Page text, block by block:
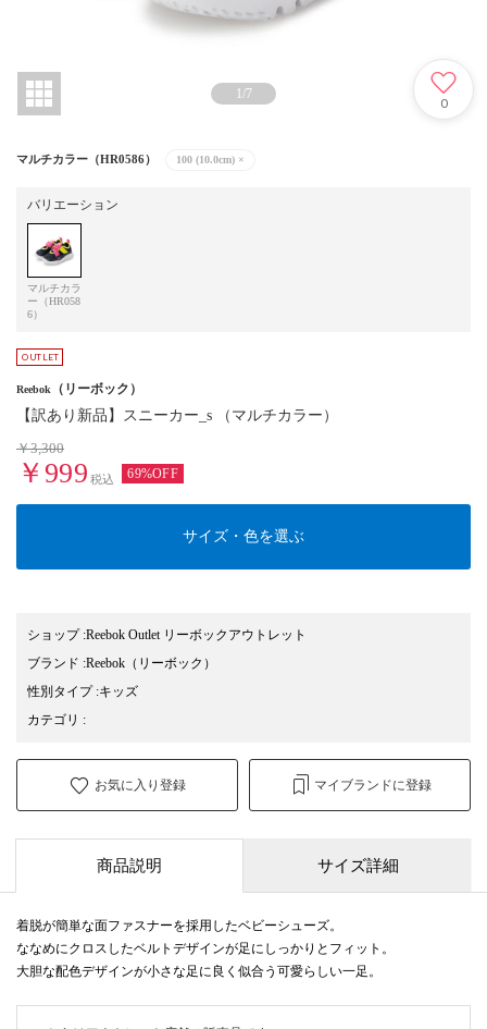
1/7
0
マルチカラー（HR0586） 100 (10.0cm) ×
バリエーション
マルチカラ
ー（HR058
6）
Reebok （リーボック）
【訳あり新品】スニーカー_s （マルチカラー）
￥3,300
￥999 税込 69%OFF
サイズ・色を選ぶ
ショップ:Reebok Outlet リーボックアウトレット
ブランド :Reebok （リーボック）
性別タイプ:キッズ
カテゴリ :
お気に入り登録 マイブランドに登録
商品説明 サイズ詳細
着脱が簡単な面ファスナーを採用したベビーシューズ。
ななめにクロスしたベルトデザインが足にしっかりとフィット。
大胆な配色デザインが小さな足に良く似合う可愛らしい一足。